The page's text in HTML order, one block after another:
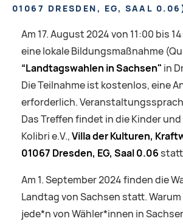
01067 DRESDEN, EG, SAAL 0.06
Am 17. August 2024 von 11:00 bis
eine lokale Bildungsmaßnahme
“Landtagswahlen in Sachsen" in
Die Teilnahme ist kostenlos, eine
erforderlich.
Das Treffen findet in die Kinder
Kolibri e.V.,Villa der Kulturen,
01067 Dresden, EG, Saal 0.06
Am 1. September 2024 finden die
Landtag von Sachsen statt.
jede*n von Wähler*innen in